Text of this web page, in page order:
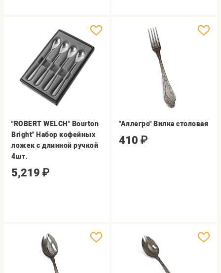
"ROBERT WELCH" Bourton
Bright" Набор кофейных
ложек с длинной ручкой
4шт.
5,219 ₽
"Аллегро" Вилка столовая
410 ₽